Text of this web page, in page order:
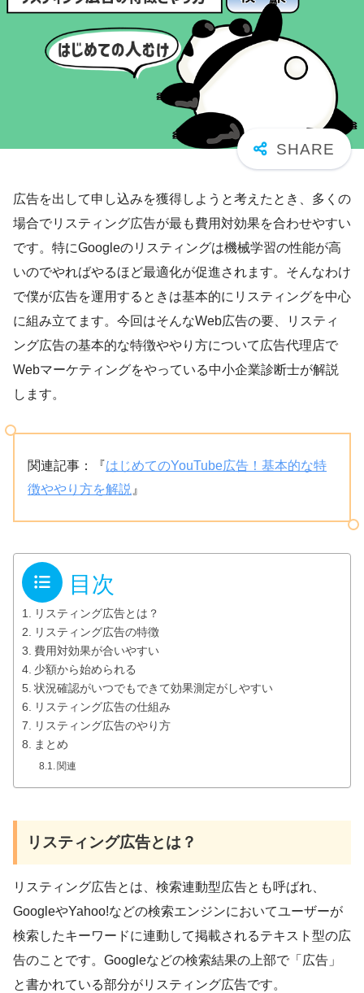
広告を出して申し込みを獲得しようと考えたとき、多くの
場合でリスティング広告が最も費用対効果を合わせやすい
です。特にGoogleのリスティングは機械学習の性能が高
いのでやればやるほど最適化が促進されます。そんなわけ
で僕が広告を運用するときは基本的にリスティングを中心
に組み立てます。今回はそんなWeb広告の要、リスティ
ング広告の基本的な特徴ややり方について広告代理店で
Webマーケティングをやっている中小企業診断士が解説
します。
関連記事：『はじめてのYouTube広告！基本的な特
徴ややり方を解説 』
目次
リスティング広告とは？
リスティング広告の特徴
費用対効果が合いやすい
少額から始められる
状況確認がいつでもできて効果測定がしやすい
リスティング広告の仕組み
リスティング広告のやり方
まとめ
関連
リスティング広告とは？
リスティング広告とは、検索連動型広告とも呼ばれ、
GoogleやYahoo!などの検索エンジンにおいてユーザーが
検索したキーワードに連動して掲載されるテキスト型の広
告のことです。Googleなどの検索結果の上部で「広告」
と書かれている部分がリスティング広告です。